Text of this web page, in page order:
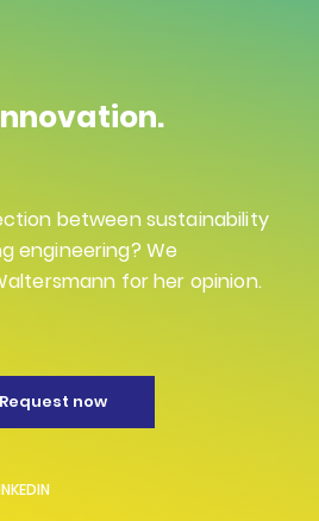
between sustainability
engineering? We
for her opinion.
Request now